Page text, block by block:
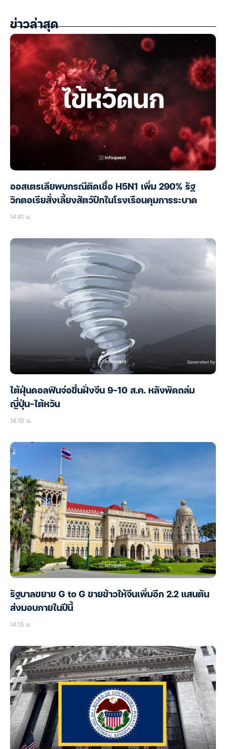
ข่าวล่าสุด
ออสเตรเลียพบกรณีติดเชื้อ H5N1 เพิ่ม 290% รัฐ
วิกตอเรียสั่งเลี้ยงสัตว์ปีกในโรงเรือนคุมการระบาด
14:41 น.
ไต้ฝุ่นดอลฟินจ่อขึ้นฝั่งจีน 9-10 ส.ค. หลังพัดถล่ม
ญี่ปุ่น-ไต้หวัน
14:19 น.
รัฐบาลขยาย G to G ขายข้าวให้จีนเพิ่มอีก 2.2 แสนตัน
ส่งมอบภายในปีนี้
14:15 น.